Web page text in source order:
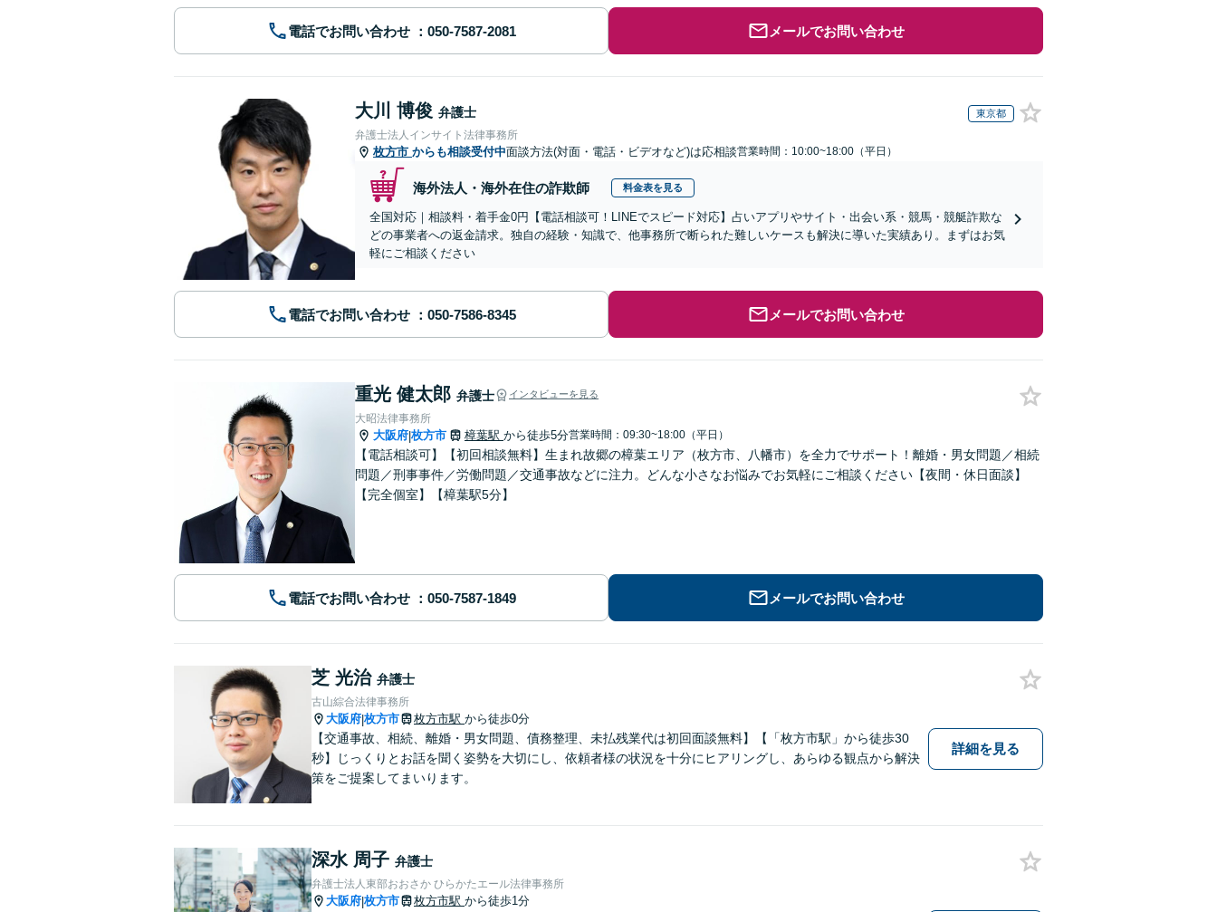
電話でお問い合わせ メールでお問い合わせ
大川 博俊 弁護士 東京都
弁護士法人インサイト法律事務所
枚方市 からも相談受付中面談方法(対面・電話・ビデオなど)は応相談営業時間：10:00~18:00（平日）
海外法人・海外在住の詐欺師 料金表を見る
全国対応｜相談料・着手金0円【電話相談可！LINEでスピード対応】占いアプリやサイト・出会い系・競馬・競艇詐欺な
どの事業者への返金請求。独自の経験・知識で、他事務所で断られた難しいケースも解決に導いた実績あり。まずはお気
軽にご相談ください
電話でお問い合わせ メールでお問い合わせ
重光 健太郎 弁護士 インタビューを見る
大昭法律事務所
大阪府|枚方市 樟葉駅 から徒歩5分営業時間：09:30~18:00（平日）
【電話相談可】【初回相談無料】生まれ故郷の樟葉エリア（枚方市、八幡市）を全力でサポート！離婚・男女問題／相続
問題／刑事事件／労働問題／交通事故などに注力。どんな小さなお悩みでお気軽にご相談ください【夜間・休日面談】
【完全個室】【樟葉駅5分】
電話でお問い合わせ メールでお問い合わせ
芝 光治 弁護士
古山綜合法律事務所
大阪府|枚方市 枚方市駅 から徒歩0分
【交通事故、相続、離婚・男女問題、債務整理、未払残業代は初回面談無料】【「枚方市駅」から徒歩30
秒】じっくりとお話を聞く姿勢を大切にし、依頼者様の状況を十分にヒアリングし、あらゆる観点から解決
策をご提案してまいります。
詳細を見る
深水 周子 弁護士
弁護士法人東部おおさか ひらかたエール法律事務所
大阪府|枚方市 枚方市駅 から徒歩1分